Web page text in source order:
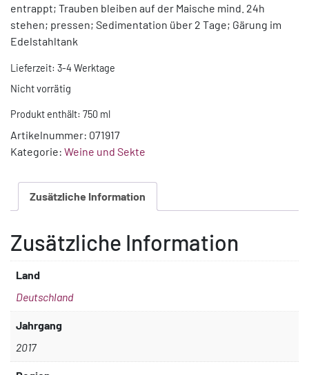
entrappt; Trauben bleiben auf der Maische mind. 24h
stehen; pressen; Sedimentation über 2 Tage; Gärung im
Edelstahltank
Lieferzeit: 3-4 Werktage
Nicht vorrätig
Produkt enthält: 750 ml
Artikelnummer: 071917
Kategorie: Weine und Sekte
Zusätzliche Information
Zusätzliche Information
Land
Deutschland
Jahrgang
2017